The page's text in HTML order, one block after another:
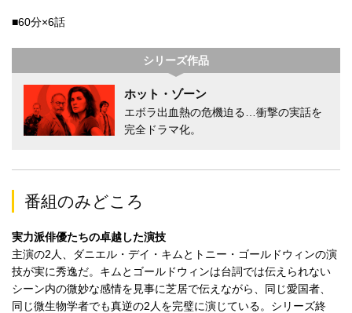
■60分×6話
シリーズ作品
ホット・ゾーン
エボラ出血熱の危機迫る…衝撃の実話を
完全ドラマ化。
番組のみどころ
実力派俳優たちの卓越した演技
主演の2人、ダニエル・デイ・キムとトニー・ゴールドウィンの演
技が実に秀逸だ。キムとゴールドウィンは台詞では伝えられない
シーン内の微妙な感情を見事に芝居で伝えながら、同じ愛国者、
同じ微生物学者でも真逆の2人を完璧に演じている。シリーズ終